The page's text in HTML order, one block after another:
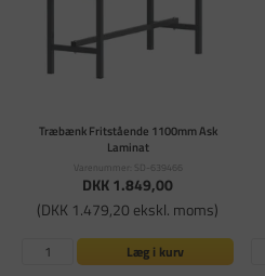
Træbænk Fritstående 1100mm Ask
Laminat
Varenummer: SD-639466
DKK 1.849,00
(DKK 1.479,20 ekskl. moms)
Læg i kurv